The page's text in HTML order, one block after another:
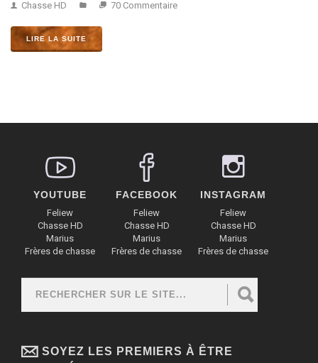
Chasse HD 70 Commentaire
LIRE LA SUITE
YOUTUBE
Feliew
Chasse HD
Marius
Frères de chasse
FACEBOOK
Feliew
Chasse HD
Marius
Frères de chasse
INSTAGRAM
Feliew
Chasse HD
Marius
Frères de chasse
FORMULAIRE DE RECHERCHE
SOYEZ LES PREMIERS À ÊTRE